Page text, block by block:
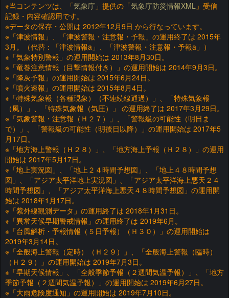
※当コンテンツは、「気象庁 」提供の「気象庁防災情報XML 」受信
記録・内容確認用です。
※データの保存・公開は 2012年12月9日 から行なっています。
※「津波情報」、「津波警報・注意報・予報」の運用終了は 2015年
3月。（代替：「津波情報a」、「津波警報・注意報・予報a」）
※「気象特別警報」の運用開始は 2013年8月30日。
※「竜巻注意情報（目撃情報付き）」の運用開始は 2014年9月3日。
※「降灰予報」の運用開始は 2015年6月24日。
※「噴火速報」の運用開始は 2015年8月4日。
※「特殊気象報（各種現象）（不連続線通過）」、「特殊気象報
（風）」、「特殊気象報（気圧）」 の運用終了は 2017年3月29日。
※「気象警報・注意報（Ｈ２７）」、「警報級の可能性（明日ま
で）」、「警報級の可能性（明後日以降）」の運用開始は 2017年5
月17日。
※「地方海上警報（Ｈ２８）」、「地方海上予報（Ｈ２８）」の運用
開始は 2017年5月17日。
※「地上実況図」、「地上２４時間予想図」、「地上４８時間予想
図」、「アジア太平洋地上実況図」、「アジア太平洋海上悪天２４
時間予想図」、「アジア太平洋海上悪天４８時間予想図」の運用開
始は 2018年1月17日。
※「紫外線観測データ」の運用終了は 2018年1月31日。
※「異常天候早期警戒情報」の運用終了は 2019年6月。
※「台風解析・予報情報（５日予報）（Ｈ３０）」の運用開始は
2019年3月14日。
※「全般海上警報（定時）（Ｈ２９）」、「全般海上警報（臨時）
（Ｈ２９）」の運用開始は 2019年7月3日。
※「早期天候情報」、「全般季節予報（２週間気温予報）」、「地方
季節予報（２週間気温予報）」の運用開始は 2019年6月27日。
※「大雨危険度通知」の運用開始は 2019年7月10日。